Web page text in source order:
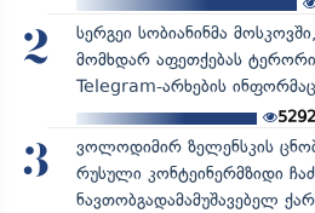
2
სერგეი სობიანინმა
მომხდარ აფეთქებას
Telegram-არხების
5292
3
ვოლოდიმირ ზელენსკის
რუსული კონტეინერმზიდი
ნავთობგადამამუშავებელ